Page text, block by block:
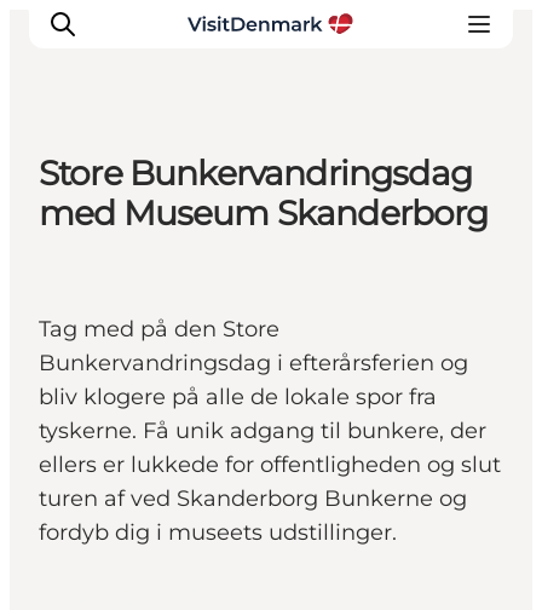
Ispirazioni
Pianifica il viaggio
Store Bunkervandringsdag
med Museum Skanderborg
Tag med på den Store
Bunkervandringsdag i efterårsferien og
bliv klogere på alle de lokale spor fra
tyskerne. Få unik adgang til bunkere, der
ellers er lukkede for offentligheden og slut
turen af ved Skanderborg Bunkerne og
fordyb dig i museets udstillinger.